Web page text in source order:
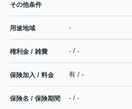
その他条件
用途地域 -
権利金 / 雑費 - / -
保険加入 / 料金 有 / -
保険名 / 保険期間 - / -